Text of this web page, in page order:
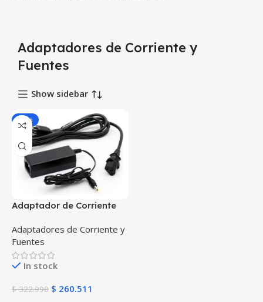
Adaptadores de Corriente y
Fuentes
Show sidebar
-19%
Adaptador de Corriente
P1031365-024 | Fuente de
Poder Original para
Impresoras y Dispositivos
Adaptadores de Corriente y
Fuentes
In stock
$322.990 $ 260.511